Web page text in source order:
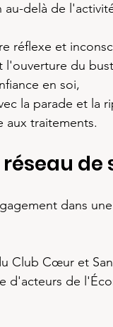
delà de
réflexe et
l'ouverture du
en soi,
la parade et la
aux traitements.
de
dans
Club Cœur et
d'acteurs de